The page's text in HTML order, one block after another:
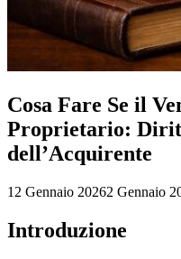
Cosa Fare Se il
Proprietario:
dell’Acquirente
12 Gennaio 20262 Gennaio
Introduzione